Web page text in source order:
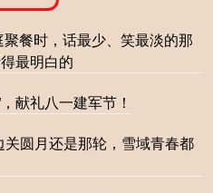
餐时，话最少、笑最淡的那
最明白的
献礼八一建军节！
圆月还是那轮，雪域青春都